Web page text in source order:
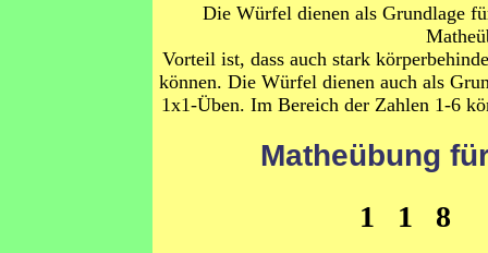
Die Würfel dienen als Grundlage
Vorteil ist, dass auch stark
können. Die Würfel dienen auch als
1x1-Üben. Im Bereich der Zahlen 1-6
Matheübung
1 1